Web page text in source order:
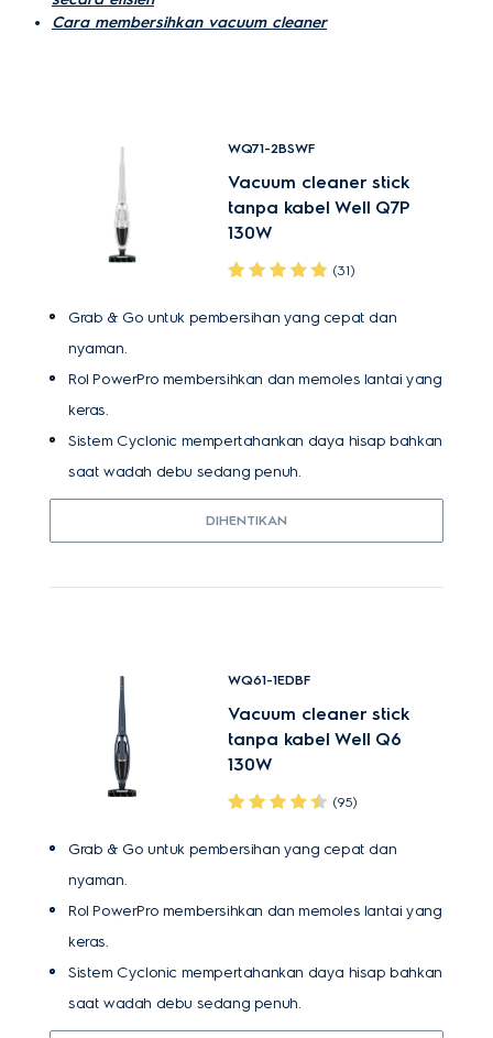
Cara membersihkan vacuum cleaner
WQ71-2BSWF
Vacuum cleaner stick
tanpa kabel Well Q7P
130W
(31)
Grab & Go untuk pembersihan yang cepat dan
nyaman.
Rol PowerPro membersihkan dan memoles lantai yang
keras.
Sistem Cyclonic mempertahankan daya hisap bahkan
saat wadah debu sedang penuh.
DIHENTIKAN
WQ61-1EDBF
Vacuum cleaner stick
tanpa kabel Well Q6
130W
(95)
Grab & Go untuk pembersihan yang cepat dan
nyaman.
Rol PowerPro membersihkan dan memoles lantai yang
keras.
Sistem Cyclonic mempertahankan daya hisap bahkan
saat wadah debu sedang penuh.